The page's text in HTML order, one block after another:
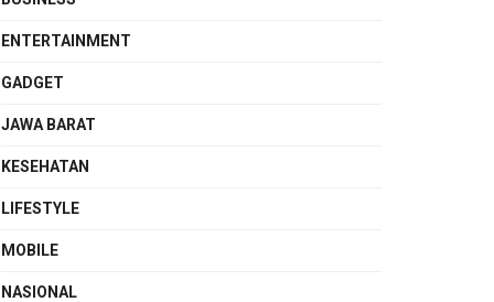
ENTERTAINMENT
GADGET
JAWA BARAT
KESEHATAN
LIFESTYLE
MOBILE
NASIONAL